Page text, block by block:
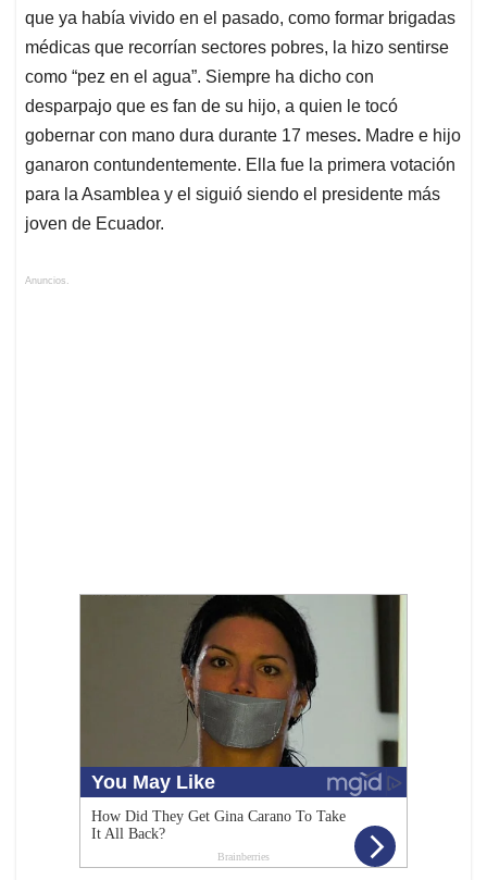
que ya había vivido en el pasado, como formar brigadas
médicas que recorrían sectores pobres, la hizo sentirse
como “pez en el agua”. Siempre ha dicho con
desparpajo que es fan de su hijo, a quien le tocó
gobernar con mano dura durante 17 meses. Madre e hijo
ganaron contundentemente. Ella fue la primera votación
para la Asamblea y el siguió siendo el presidente más
joven de Ecuador.
Anuncios.